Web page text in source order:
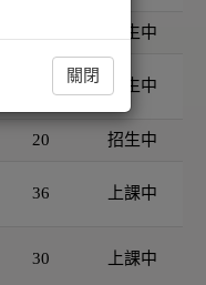
招生中
招生中
20 招生中
36 上課中
30 上課中
關閉